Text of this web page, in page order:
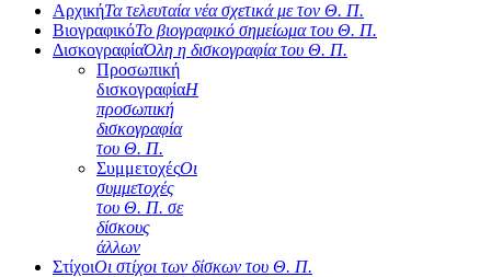
ΑρχικήΤα τελευταία νέα σχετικά με τον Θ. Π.
ΒιογραφικόΤο βιογραφικό σημείωμα του Θ. Π.
ΔισκογραφίαΌλη η δισκογραφία του Θ. Π.
Προσωπική
δισκογραφίαΗ
προσωπική
δισκογραφία
του Θ. Π.
ΣυμμετοχέςΟι
συμμετοχές
του Θ. Π. σε
δίσκους
άλλων
ΣτίχοιΟι στίχοι των δίσκων του Θ. Π.